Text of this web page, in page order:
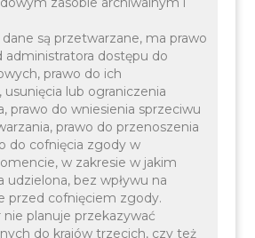
Kultura
Oświata
Inne
OŚWIATA
są przetwarzane, ma prawo
administratora dostępu do
prawo do ich
usunięcia lub ograniczenia
prawo do wniesienia sprzeciwu
prawo do przenoszenia
do cofnięcia zgody w
w zakresie w jakim
udzielona, bez wpływu na
przed cofnięciem zgody.
planuje przekazywać
do krajów trzecich, czy też